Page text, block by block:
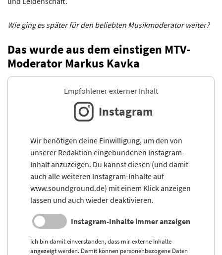
Wie ging es später für den beliebten Musikmoderator weiter?
Das wurde aus dem einstigen MTV-
Moderator Markus Kavka
Empfohlener externer Inhalt
Instagram
Wir benötigen deine Einwilligung, um den von
unserer Redaktion eingebundenen Instagram-
Inhalt anzuzeigen. Du kannst diesen (und damit
auch alle weiteren Instagram-Inhalte auf
www.soundground.de) mit einem Klick anzeigen
lassen und auch wieder deaktivieren.
Instagram-Inhalte immer anzeigen
Ich bin damit einverstanden, dass mir externe Inhalte
angezeigt werden. Damit können personenbezogene Daten